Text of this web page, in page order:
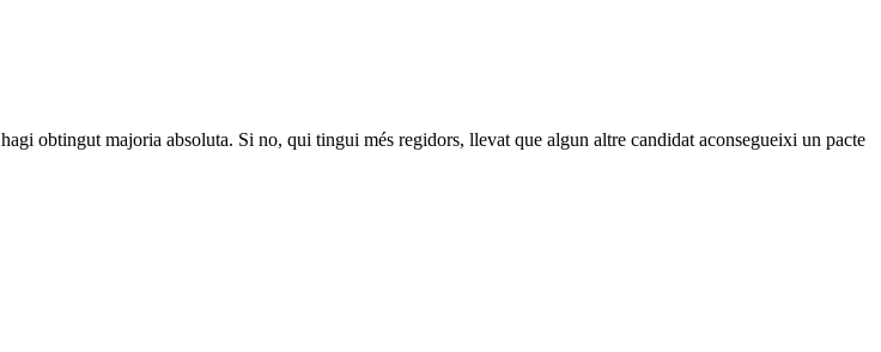
obtingut majoria absoluta. Si no, qui tingui més regidors, llevat que algun altre candidat aconsegueixi un pacte